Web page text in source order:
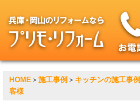
HOME > 施工事例 > キッチンの施工事例
客様